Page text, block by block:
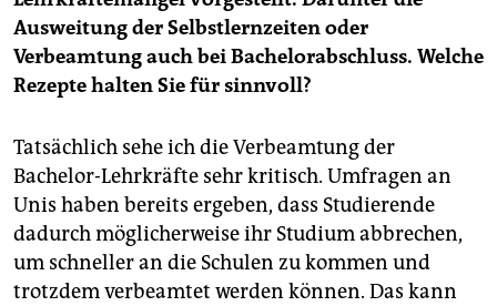
Lasić am Dienstag der taz. Ernst hat nach ihrer
Einschätzung offenbar grundsätzlich der Rückhalt in
der SPD-Fraktion im Brandenburger Landtag gefehlt.
(sta)
Ausweitung der Selbstlernzeiten oder
Verbeamtung auch bei Bachelorabschluss. Welche
Rezepte halten Sie für sinnvoll?
Tatsächlich sehe ich die Verbeamtung der
Bachelor-Lehrkräfte sehr kritisch. Umfragen an
Unis haben bereits ergeben, dass Studierende
dadurch möglicherweise ihr Studium abbrechen,
um schneller an die Schulen zu kommen und
trotzdem verbeamtet werden können. Das kann